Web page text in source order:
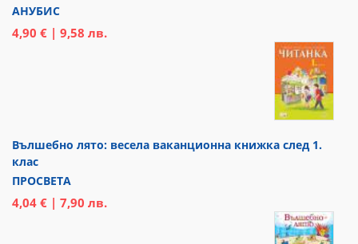
АНУБИС
4,90 € | 9,58 лв.
Вълшебно лято: весела ваканционна книжка след 1.
клас
ПРОСВЕТА
4,04 € | 7,90 лв.